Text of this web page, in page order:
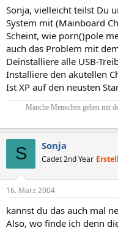
Sonja, vielleicht teilst Du
System mit (Mainboard
Scheint, wie porn()pole
auch das Problem mit
Deinstalliere alle USB-
Installiere den akutellen
Ist XP auf den neusten
Manche Menschen gehen mit
S Sonja
Cadet 2nd Year
16. März 2004
kannst du das auch mal
Also, wo finde ich denn